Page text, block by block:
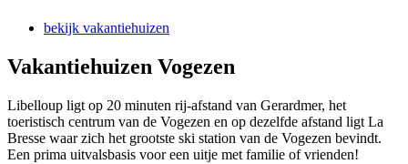
bekijk vakantiehuizen
Vakantiehuizen Vogezen
Libelloup ligt op 20 minuten rij-afstand van Gerardmer, het
toeristisch centrum van de Vogezen en op dezelfde afstand ligt La
Bresse waar zich het grootste ski station van de Vogezen bevindt.
Een prima uitvalsbasis voor een uitje met familie of vrienden!